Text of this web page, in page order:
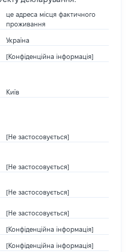
це адреса місця фактичного
проживання
Україна
[Конфіденційна інформація]
Київ
[Не застосовується]
[Не застосовується]
[Не застосовується]
[Не застосовується]
[Конфіденційна інформація]
[Конфіденційна інформація]